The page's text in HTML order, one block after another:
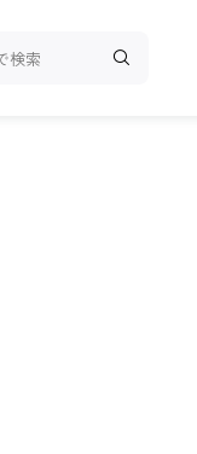
料理レシピ 話題